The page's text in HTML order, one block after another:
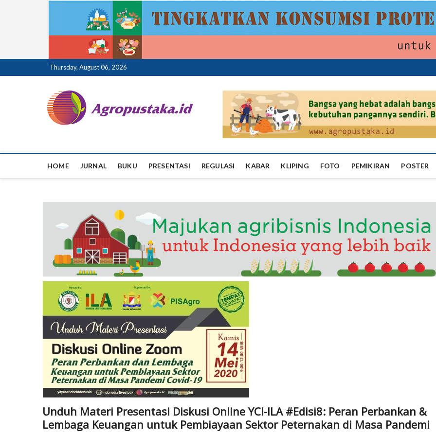
to
Thursday, August 06, 2026
agropustaka
HOME JURNAL BUKU PRESENTASI REGULASI KABAR KLIPING FOTO PEMIKIRAN POSTER
Unduh Materi Presentasi Diskusi Online YCI-ILA #Edisi8: Peran Perbankan &
Lembaga Keuangan untuk Pembiayaan Sektor Peternakan di Masa Pandemi